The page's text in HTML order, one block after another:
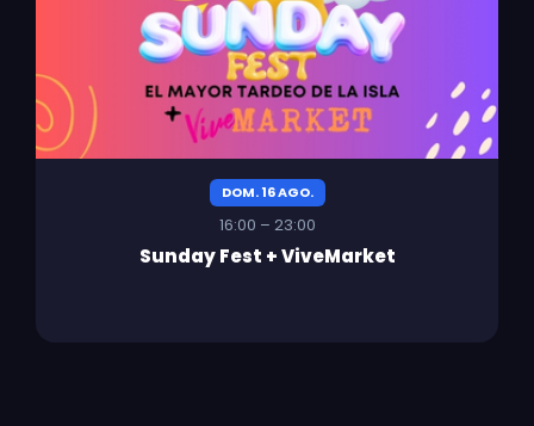
DOM. 16 AGO.
16:00 – 23:00
Sunday Fest + ViveMarket